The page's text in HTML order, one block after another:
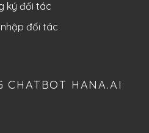
ký đối tác
đối tác
HANA.AI